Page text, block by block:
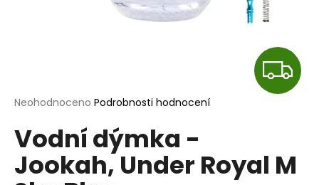
Průměrné
produktu
je
0,0
z
Neohodnoceno Podrobnosti hodnocení
Vodní dýmka -
Jookah, Under Royal M
Z
R
HLEDAT